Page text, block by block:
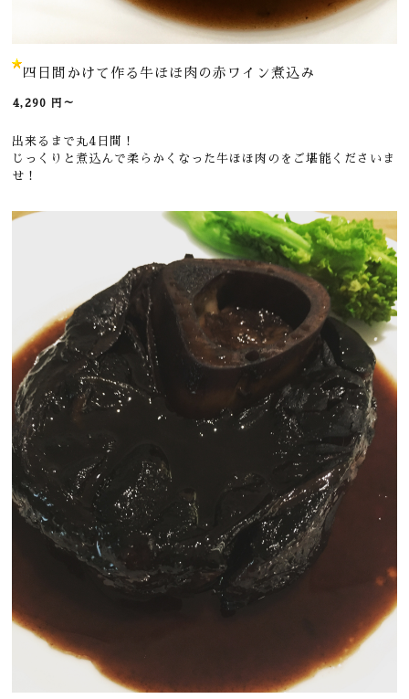
四日間かけて作る牛ほほ肉の赤ワイン煮込み
4,290 円～
出来るまで丸4日間！
じっくりと煮込んで柔らかくなった牛ほほ肉のをご堪能くださいま
せ！